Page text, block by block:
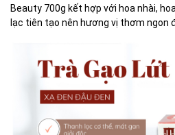
Beauty 700g kết hợp với hoa nhài,
lạc tiên tạo nên hương vị thơm ngon